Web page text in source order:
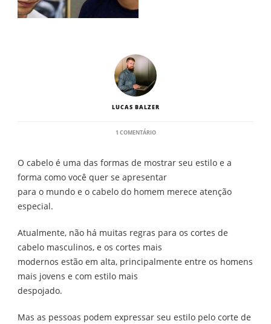
LUCAS BALZER
1 COMENTÁRIOEM
DE
DE
CABELO
O cabelo é uma das formas de mostrar seu estilo e a
forma como você quer se apresentar
para o mundo e o cabelo do homem merece atenção
especial.
Atualmente, não há muitas regras para os cortes de
cabelo masculinos, e os cortes mais
modernos estão em alta, principalmente entre os homens
mais jovens e com estilo mais
despojado.
Mas as pessoas podem expressar seu estilo pelo corte de